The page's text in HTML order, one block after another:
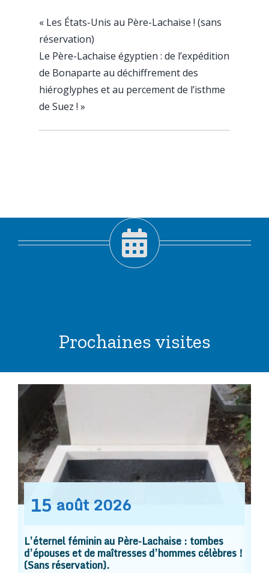
« Les États-Unis au Père-Lachaise ! (sans
réservation)
Le Père-Lachaise égyptien : de l’expédition
de Bonaparte au déchiffrement des
hiéroglyphes et au percement de l’isthme
de Suez ! »
Prochaines visites
15 août 2026
L’éternel féminin au Père-Lachaise : tombes
d’épouses et de maîtresses d’hommes célèbres !
(Sans réservation).